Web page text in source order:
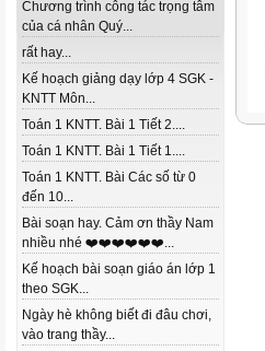
Chương trình công tác trọng tâm
của cá nhân Quý...
rất hay...
Kế hoạch giảng dạy lớp 4 SGK -
KNTT Môn...
Toán 1 KNTT. Bài 1 Tiết 2....
Toán 1 KNTT. Bài 1 Tiết 1....
Toán 1 KNTT. Bài Các số từ 0
đến 10...
Bài soạn hay. Cảm ơn thầy Nam
nhiều nhé ❤️❤️❤️❤️❤️❤️...
Kế hoạch bài soạn giáo án lớp 1
theo SGK...
Ngày hè không biết đi đâu chơi,
vào trang thầy...